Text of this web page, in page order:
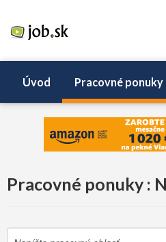
Úvod Pracovné ponuky
Pracovné ponuky :